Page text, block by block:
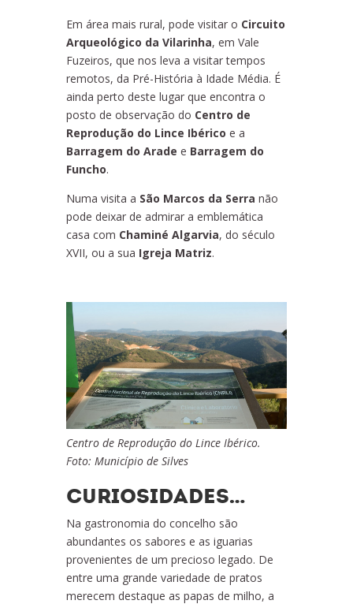
Em área mais rural, pode visitar o Circuito
Arqueológico da Vilarinha, em Vale
Fuzeiros, que nos leva a visitar tempos
remotos, da Pré-História à Idade Média. É
ainda perto deste lugar que encontra o
posto de observação do Centro de
Reprodução do Lince Ibérico e a
Barragem do Arade e Barragem do
Funcho.
Numa visita a São Marcos da Serra não
pode deixar de admirar a emblemática
casa com Chaminé Algarvia, do século
XVII, ou a sua Igreja Matriz.
Centro de Reprodução do Lince Ibérico.
Foto: Município de Silves
CURIOSIDADES…
Na gastronomia do concelho são
abundantes os sabores e as iguarias
provenientes de um precioso legado. De
entre uma grande variedade de pratos
merecem destaque as papas de milho, a